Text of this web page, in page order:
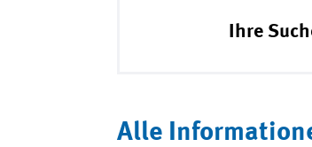
Ihre
Alle